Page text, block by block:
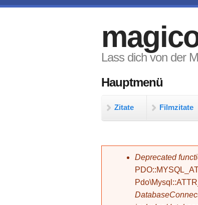
Lass dich von der
Hauptmenü
Zitate Filmzitate
Deprecated